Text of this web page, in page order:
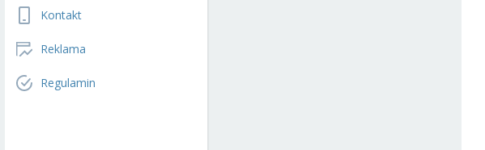
Kontakt
Reklama
Regulamin